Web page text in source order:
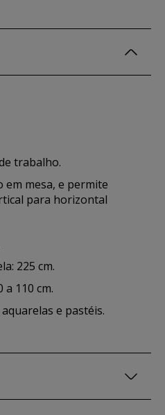
trabalho.
mesa, e permite
para horizontal
225 cm.
a 110 cm.
e pastéis.